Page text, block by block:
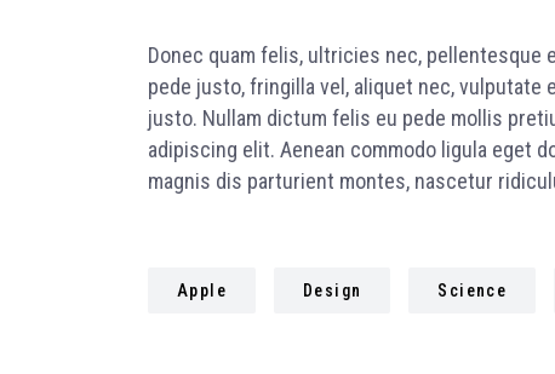
Donec quam felis, ultricies nec, pellentesque
pede justo, fringilla vel, aliquet nec, vulputate
justo. Nullam dictum felis eu pede mollis
adipiscing elit. Aenean commodo ligula eget
magnis dis parturient montes, nascetur
Apple Design Science